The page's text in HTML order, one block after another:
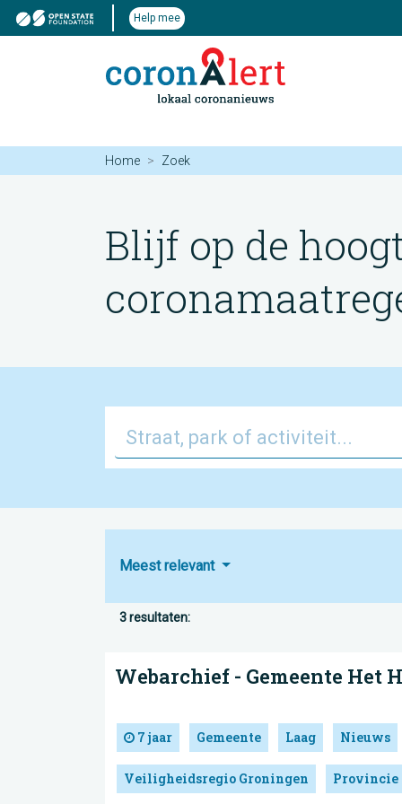
Help mee
Home Zoek
Blijf op de
Meest relevant
3 resultaten:
Webarchief - Gemeente Het
7 jaar Gemeente Laag Nieuws
Veiligheidsregio Groningen Provincie